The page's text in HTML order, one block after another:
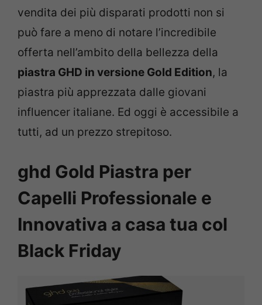
vendita dei più disparati prodotti non si
può fare a meno di notare l’incredibile
offerta nell’ambito della bellezza della
piastra GHD in versione Gold Edition, la
piastra più apprezzata dalle giovani
influencer italiane. Ed oggi è accessibile a
tutti, ad un prezzo strepitoso.
ghd Gold Piastra per
Capelli Professionale e
Innovativa a casa tua col
Black Friday